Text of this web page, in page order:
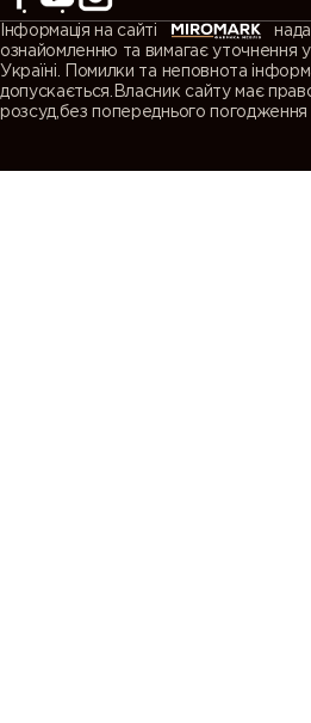
Інформація на сайті
ознайомленню та вимагає уточнення у
Україні. Помилки та неповнота
допускається.Власник сайту має
розсуд,без попереднього погодження